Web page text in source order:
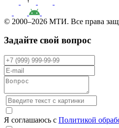
© 2000–2026 МТИ. Все права
Задайте свой вопрос
Я соглашаюсь с Политикой